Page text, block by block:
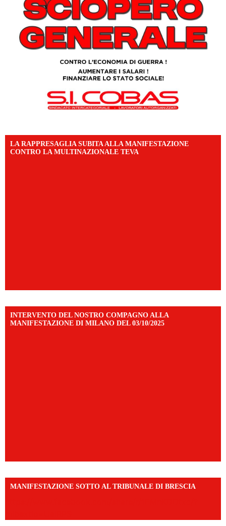
LA RAPPRESAGLIA SUBITA ALLA MANIFESTAZIONE
CONTRO LA MULTINAZIONALE TEVA
INTERVENTO DEL NOSTRO COMPAGNO ALLA
MANIFESTAZIONE DI MILANO DEL 03/10/2025
MANIFESTAZIONE SOTTO AL TRIBUNALE DI BRESCIA